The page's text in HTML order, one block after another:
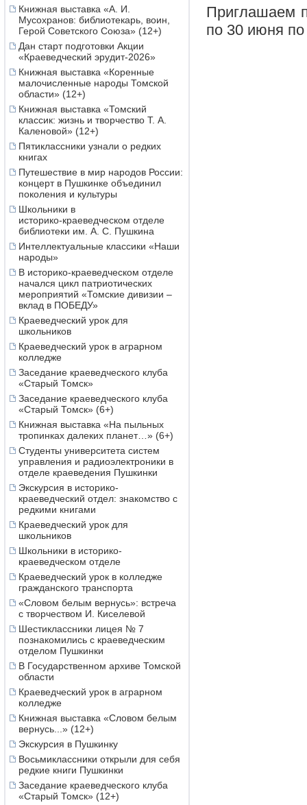
Книжная выставка «А. И.
Мусохранов: библиотекарь, воин,
Герой Советского Союза» (12+)
Дан старт подготовки Акции
«Краеведческий эрудит-2026»
Книжная выставка «Коренные
малочисленные народы Томской
области» (12+)
Книжная выставка «Томский
классик: жизнь и творчество Т. А.
Каленовой» (12+)
Пятиклассники узнали о редких
книгах
Путешествие в мир народов России:
концерт в Пушкинке объединил
поколения и культуры
Школьники в
историко‑краеведческом отделе
библиотеки им. А. С. Пушкина
Интеллектуальные классики «Наши
народы»
В историко-краеведческом отделе
начался цикл патриотических
мероприятий «Томские дивизии –
вклад в ПОБЕДУ»
Краеведческий урок для
школьников
Краеведческий урок в аграрном
колледже
Заседание краеведческого клуба
«Старый Томск»
Заседание краеведческого клуба
«Старый Томск» (6+)
Книжная выставка «На пыльных
тропинках далеких планет…» (6+)
Студенты университета систем
управления и радиоэлектроники в
отделе краеведения Пушкинки
Экскурсия в историко-
краеведческий отдел: знакомство с
редкими книгами
Краеведческий урок для
школьников
Школьники в историко-
краеведческом отделе
Краеведческий урок в колледже
гражданского транспорта
«Словом белым вернусь»: встреча
с творчеством И. Киселевой
Шестиклассники лицея № 7
познакомились с краеведческим
отделом Пушкинки
В Государственном архиве Томской
области
Краеведческий урок в аграрном
колледже
Книжная выставка «Словом белым
вернусь...» (12+)
Экскурсия в Пушкинку
Восьмиклассники открыли для себя
редкие книги Пушкинки
Заседание краеведческого клуба
«Старый Томск» (12+)
Приглашаем
по 30 июня